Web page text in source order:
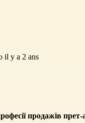
il y a 2 ans
продажів